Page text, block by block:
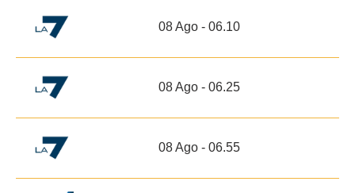
08 Ago - 06.10
08 Ago - 06.25
08 Ago - 06.55